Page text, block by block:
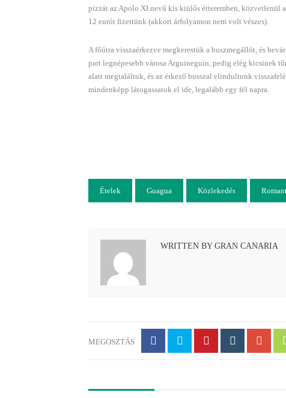
pizzát az Apolo XI nevű kis kiülős étteremben, közvetlenül
12 eurót fizettünk (akkori árfolyamon nem volt vészes).
A főútra visszaérkezve megkerestük a buszmegállót, és
part legnépesebb városa Arguineguín, pedig elég kicsinek
alatt megtaláltuk, és az érkező busszal elindultunk
mindenképp látogassatok el ide, legalább egy fél napra.
Ételek Guagua Közlekedés
WRITTEN BY GRAN CANARIA
MEGOSZTÁS